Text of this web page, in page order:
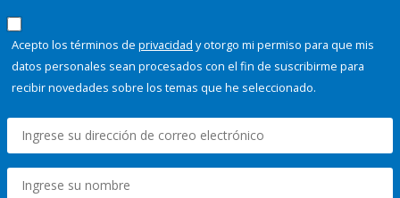
Acepto los términos de privacidad y otorgo mi permiso para que mis
datos personales sean procesados con el fin de suscribirme para
recibir novedades sobre los temas que he seleccionado.